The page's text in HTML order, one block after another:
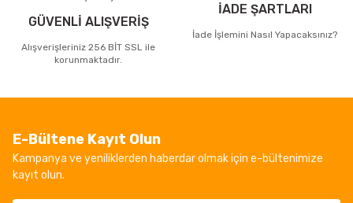
GÜVENLİ ALIŞVERİŞ
Alışverişleriniz 256 BİT SSL ile
korunmaktadır.
İADE ŞARTLARI
İade İşlemini Nasıl Yapacaksınız?
E-Bültene Kayıt Olun
Kampanya ve yeniliklerden haberdar olmak için e-bültenimize
kayıt olun.